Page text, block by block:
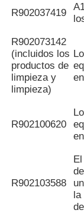
R902037419
R902073142
(incluidos los
productos de
limpieza y
limpieza)
R902100620
R902103588
la